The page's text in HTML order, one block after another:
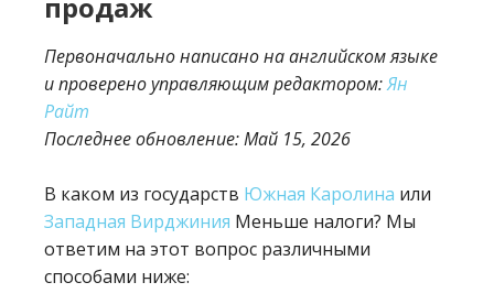
Первоначально написано на английском языке
и проверено управляющим редактором:Ян
Райт
Последнее обновление:Май 15, 2026
В каком из государств Южная Каролина или
Западная Вирджиния Меньше налоги? Мы
ответим на этот вопрос различными
способами ниже: